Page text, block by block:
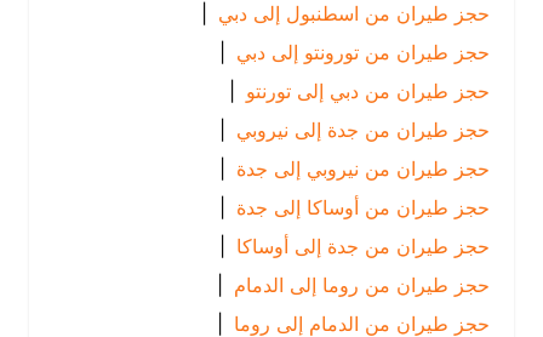
حجز طيران من اسطنبول إلى دبي |
حجز طيران من تورونتو إلى دبي |
حجز طيران من دبي إلى تورنتو |
حجز طيران من جدة إلى نيروبي |
حجز طيران من نيروبي إلى جدة
حجز طيران من أوساكا إلى جدة
حجز طيران من جدة إلى أوساكا |
حجز طيران من روما إلى الدمام
|
حجز طيران من الدمام إلى روما
|